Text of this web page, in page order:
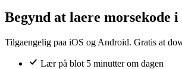
Begynd at laere morsekode i
Tilgaengelig paa iOS og Android. Gratis at
Lær på blot 5 minutter om dagen